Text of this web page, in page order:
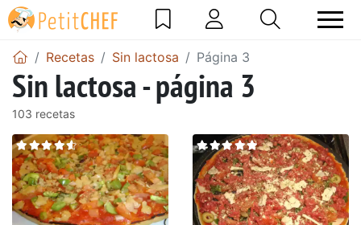
Recetas Sin lactosa Página 3
Sin lactosa - página 3
103 recetas